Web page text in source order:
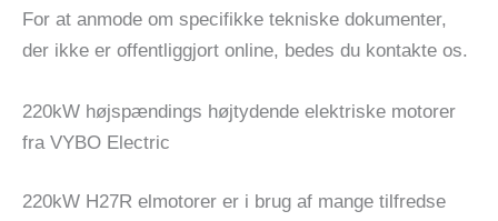
For at anmode om specifikke tekniske dokumenter,
der ikke er offentliggjort online, bedes du kontakte os.
220kW højspændings højtydende elektriske motorer
fra VYBO Electric
220kW H27R elmotorer er i brug af mange tilfredse